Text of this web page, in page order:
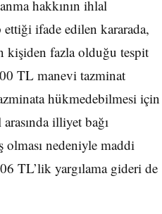
hakkının ihlal
ifade edilen kararada,
kişiden fazla olduğu tespit
TL manevi tazminat
hükmedebilmesi için
illiyet bağı
nedeniyle maddi
TL’lik yargılama gideri de